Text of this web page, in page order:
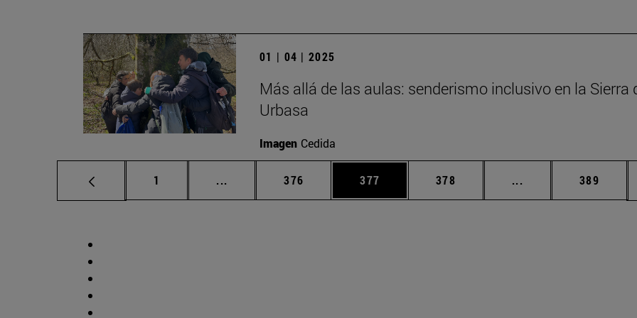
01 | 04 | 2025
Más allá de las aulas: senderismo inclusivo en la Sierra
Urbasa
Imagen Cedida
Página
1 ... Páginas intermedias Use TAB para desplazarse.
Página
376 Página
377 Página
378 ... Páginas Página
389